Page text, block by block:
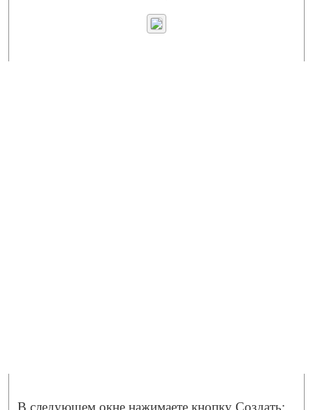
В следующем окне нажимаете кнопку Создать: